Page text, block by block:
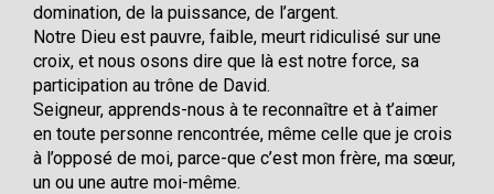
domination, de la puissance, de l’argent.
Notre Dieu est pauvre, faible, meurt ridiculisé sur une
croix, et nous osons dire que là est notre force, sa
participation au trône de David.
Seigneur, apprends-nous à te reconnaître et à t’aimer
en toute personne rencontrée, même celle que je crois
à l’opposé de moi, parce-que c’est mon frère, ma sœur,
un ou une autre moi-même.